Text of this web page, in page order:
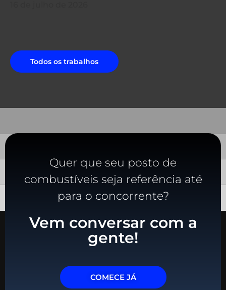
Todos os trabalhos
Quer que seu posto de
combustíveis seja referência até
para o concorrente?
Vem conversar com a
gente!
COMECE JÁ